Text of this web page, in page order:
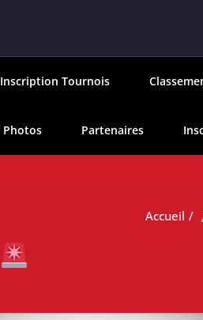
Inscription Tournois
Photos Partenaires
Accueil